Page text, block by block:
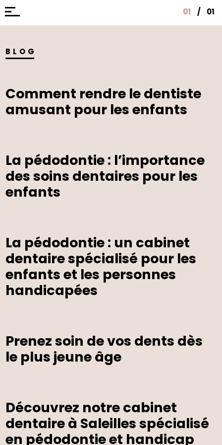
01 / 01
BLOG
Comment rendre le dentiste
amusant pour les enfants
La pédodontie : l’importance
des soins dentaires pour les
enfants
La pédodontie : un cabinet
dentaire spécialisé pour les
enfants et les personnes
handicapées
Prenez soin de vos dents dès
le plus jeune âge
Découvrez notre cabinet
dentaire à Saleilles spécialisé
en pédodontie et handicap